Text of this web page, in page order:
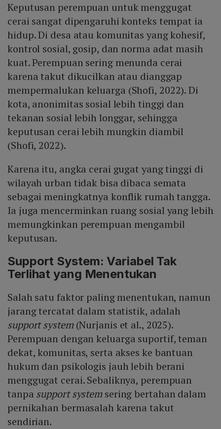
Keputusan perempuan untuk menggugat
cerai sangat dipengaruhi konteks tempat ia
hidup. Di desa atau komunitas yang kohesif,
kontrol sosial, gosip, dan norma adat masih
kuat. Perempuan sering menunda cerai
karena takut dikucilkan atau dianggap
mempermalukan keluarga (Shofi, 2022). Di
kota, anonimitas sosial lebih tinggi dan
tekanan sosial lebih longgar, sehingga
keputusan cerai lebih mungkin diambil
(Shofi, 2022).
Karena itu, angka cerai gugat yang tinggi di
wilayah urban tidak bisa dibaca semata
sebagai meningkatnya konflik rumah tangga.
Ia juga mencerminkan ruang sosial yang lebih
memungkinkan perempuan mengambil
keputusan.
Support System: Variabel Tak
Terlihat yang Menentukan
Salah satu faktor paling menentukan, namun
jarang tercatat dalam statistik, adalah
support system(Nurjanis et al., 2025).
Perempuan dengan keluarga suportif, teman
dekat, komunitas, serta akses ke bantuan
hukum dan psikologis jauh lebih berani
menggugat cerai. Sebaliknya, perempuan
tanpa support systemsering bertahan dalam
pernikahan bermasalah karena takut
sendirian.